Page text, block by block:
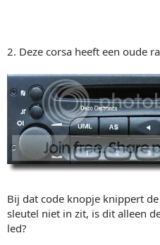
2. Deze corsa heeft een oude
Bij dat code knopje knippert
sleutel niet in zit, is dit alleen
led?